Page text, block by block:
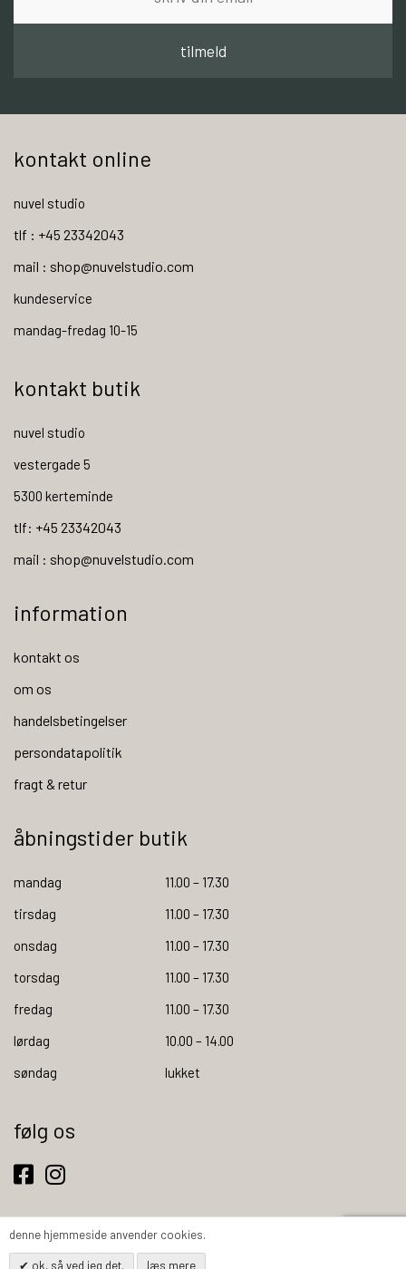
tilmeld
kontakt online
nuvel studio
tlf : +45 23342043
mail : shop@nuvelstudio.com
kundeservice
mandag-fredag 10-15
kontakt butik
nuvel studio
vestergade 5
5300 kerteminde
tlf: +45 23342043
mail : shop@nuvelstudio.com
information
kontakt os
om os
handelsbetingelser
persondatapolitik
fragt & retur
åbningstider butik
mandag
11.00 – 17.30
tirsdag
11.00 – 17.30
onsdag
11.00 – 17.30
torsdag
11.00 – 17.30
fredag
11.00 – 17.30
lørdag
10.00 – 14.00
søndag
lukket
følg os
denne hjemmeside anvender cookies.
ok, så ved jeg det. læs mere